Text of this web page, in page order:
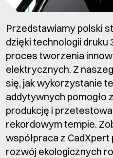
Przedstawiamy polski
dzięki technologii druku
proces tworzenia
elektrycznych. Z
się, jak wykorzystanie
addytywnych pomogło
produkcję i
rekordowym tempie.
współpraca z CadXpert
rozwój ekologicznych